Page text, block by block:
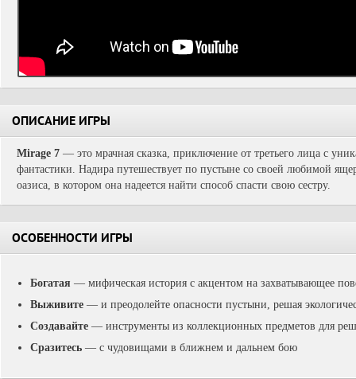
ОПИСАНИЕ ИГРЫ
Mirage 7 — это мрачная сказка, приключение от третьего лица с
фантастики. Надира путешествует по пустыне со своей любимой
оазиса, в котором она надеется найти способ спасти свою сестру.
ОСОБЕННОСТИ ИГРЫ
Богатая — мифическая история с акцентом на захватывающее
Выживите — и преодолейте опасности пустыни, решая
Создавайте — инструменты из коллекционных предметов для
Сразитесь — с чудовищами в ближнем и дальнем бою